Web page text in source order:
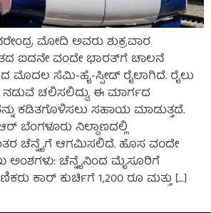
ಮೋದಿ ಅವರು ಶುಕ್ರವಾರ
ಐದನೇ ವಂದೇ ಭಾರತ್‌ಗೆ ಚಾಲನೆ
ಮೊದಲ ಸೆಮಿ-ಹೈ-ಸ್ಪೀಡ್ ರೈಲಾಗಿದೆ. ರೈಲು
ನಡುವೆ ಚಲಿಸಲಿದ್ದು, ಈ ಮಾರ್ಗದ
ಕಡಿತಗೊಳಿಸಲು ಸಹಾಯ ಮಾಡುತ್ತದೆ.
ಬೆಂಗಳೂರು ನಿಲ್ದಾಣದಲ್ಲಿ
ಚೆನ್ನೈಗೆ ಆಗಮಿಸಲಿದೆ. ಹೊಸ ವಂದೇ
ಅಂಶಗಳು: ಚೆನ್ನೈನಿಂದ ಮೈಸೂರಿಗೆ
ಕಾರ್ ಕುರ್ಚಿಗೆ 1,200 ರೂ ಮತ್ತು […]